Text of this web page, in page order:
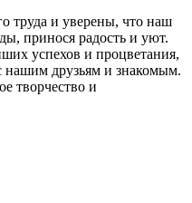
труда и уверены, что наш
принося радость и уют.
успехов и процветания,
нашим друзьям и знакомым.
творчество и